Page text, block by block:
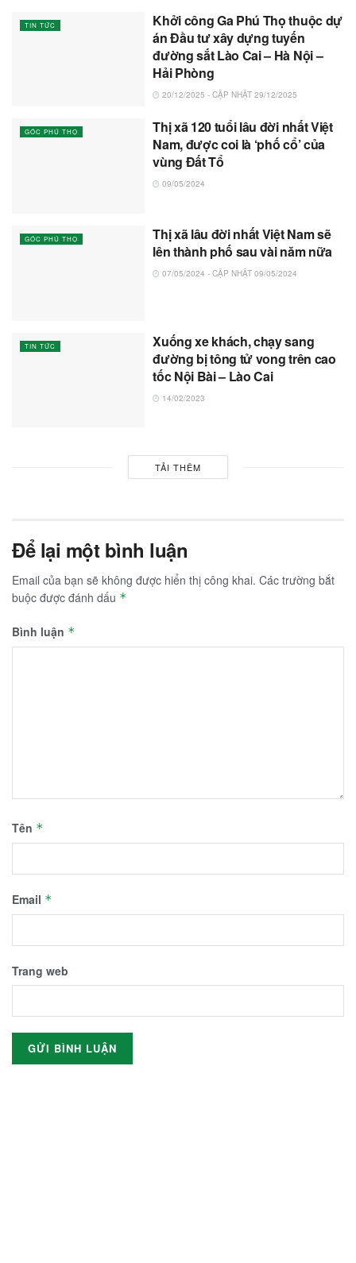
TIN TỨC
Khởi công Ga Phú Thọ thuộc dự
án Đầu tư xây dựng tuyến
đường sắt Lào Cai – Hà Nội –
Hải Phòng
20/12/2025 - CẬP NHẬT 29/12/2025
GÓC PHÚ THỌ
Thị xã 120 tuổi lâu đời nhất Việt
Nam, được coi là ‘phố cổ’ của
vùng Đất Tổ
09/05/2024
GÓC PHÚ THỌ
Thị xã lâu đời nhất Việt Nam sẽ
lên thành phố sau vài năm nữa
07/05/2024 - CẬP NHẬT 09/05/2024
TIN TỨC
Xuống xe khách, chạy sang
đường bị tông tử vong trên cao
tốc Nội Bài – Lào Cai
14/02/2023
TẢI THÊM
Để lại một bình luận
Email của bạn sẽ không được hiển thị công khai. Các trường bắt
buộc được đánh dấu *
Bình luận *
Tên *
Email *
Trang web